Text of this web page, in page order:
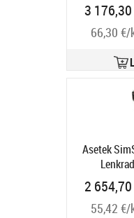
3
66,30 €/
Asetek
2
55,42 €/